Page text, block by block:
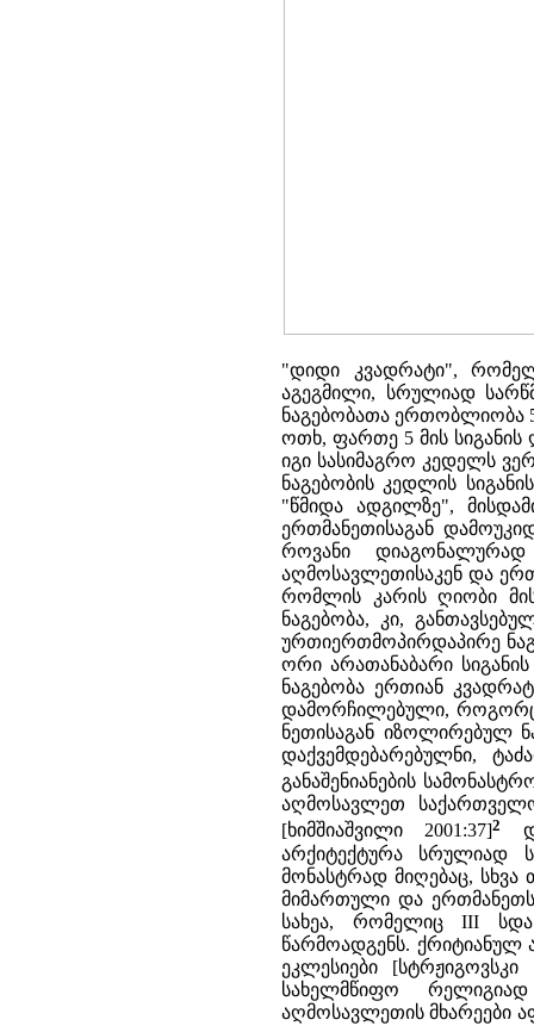
"დიდი კვადრატი",
აგეგმილი, სრულიად
ნაგებობათა ერთობლიობა
ოთხ, ფართე 5 მ­ის
იგი სასიმაგრო კედელს
ნაგებობის კედლის
"წმიდა ადგილზე",
ერთმანეთისაგან
როვანი
აღმოსავლეთისაკენ და
რომლის კარის ღიობი
ნაგებობა, კი,
ურთიერთმოპირდაპირე
ორი არათანაბარი
ნაგებობა ერთიან
დამორჩილებული, როგორც
ნეთისაგან იზოლირებულ
დაქვემდებარებულნი,
განაშენიანების
აღმოსავლეთ
[ხიმშიაშვილი 2001:37]2
არქიტექტურა სრულიად
მონასტრად მიღებაც, სხვა
მიმართული და ერთმანეთს
სახეა, რომელიც III
წარმოადგენს.
ეკლესიები
სახელმწიფო
აღმოსავლეთის მხა­რეები